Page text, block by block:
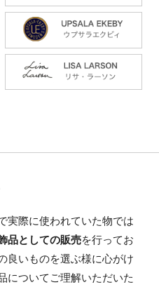
実際に使われていた物では
品としての販売を行ってお
良いものを選ぶ様に心がけ
についてご理解いただいた